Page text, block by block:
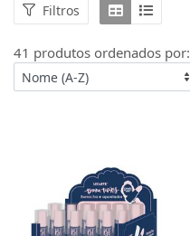
Filtros
41 produtos ordenados por: